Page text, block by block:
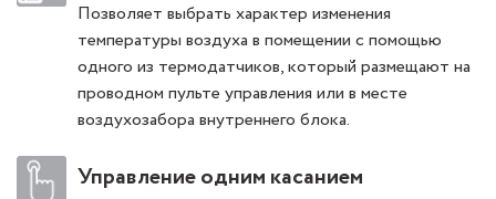
Позволяет выбрать характер изменения
температуры воздуха в помещении с помощью
одного из термодатчиков, который размещают на
проводном пульте управления или в месте
воздухозабора внутреннего блока.
Управление одним касанием